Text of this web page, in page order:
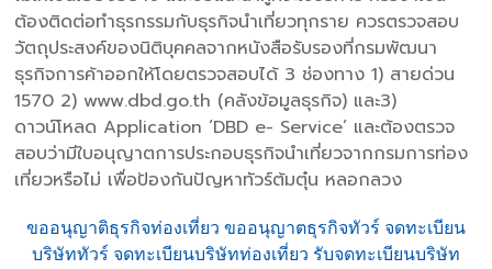
ต้องติดต่อทำธุรกรรมกับธุรกิจนำเที่ยวทุกราย ควรตรวจสอบ
วัตถุประสงค์ของนิติบุคคลจากหนังสือรับรองที่กรมพัฒนา
ธุรกิจการค้าออกให้โดยตรวจสอบได้ 3 ช่องทาง 1) สายด่วน
1570 2) www.dbd.go.th (คลังข้อมูลธุรกิจ) และ3)
ดาวน์โหลด Application ‘DBD e- Service’ และต้องตรวจ
สอบว่ามีใบอนุญาตการประกอบธุรกิจนำเที่ยวจากกรมการท่อง
เที่ยวหรือไม่ เพื่อป้องกันปัญหาทัวร์ต้มตุ๋น หลอกลวง
ขออนุญาติธุรกิจท่องเที่ยว ขออนุญาตธุรกิจทัวร์ จดทะเบียน
บริษัททัวร์ จดทะเบียนบริษัทท่องเที่ยว รับจดทะเบียนบริษัท